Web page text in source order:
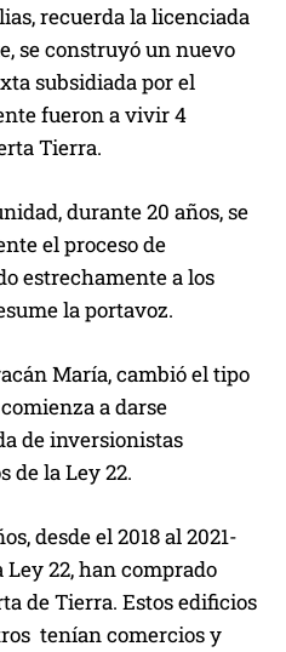
recuerda la licenciada
se construyó un nuevo
subsidiada por el
fueron a vivir 4
Tierra.
durante 20 años, se
el proceso de
estrechamente a los
la portavoz.
María, cambió el tipo
a darse
de inversionistas
de la Ley 22.
desde el 2018 al 2021-
22, han comprado
de Tierra. Estos edificios
tenían comercios y